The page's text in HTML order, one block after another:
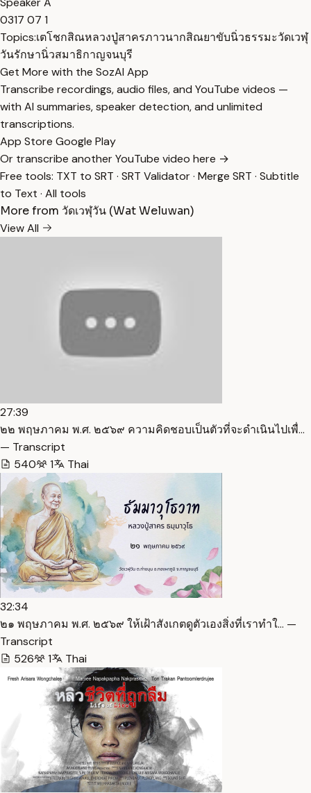
0317 07 1
Topics:เตโชกสิณหลวงปู่สาครภาวนากสิณยาขับนิ่วธรรมะวัดเวฬุ
วันรักษานิ่วสมาธิกาญจนบุรี
Get More with the SozAI App
Transcribe recordings, audio files, and YouTube videos —
with AI summaries, speaker detection, and unlimited
transcriptions.
App Store Google Play
Or transcribe another YouTube video here →
Free tools: TXT to SRT · SRT Validator· Merge SRT · Subtitle
to Text · All tools
More from วัดเวฬุวัน (Wat Weluwan)
View All
27:39
๒๒ พฤษภาคม พ.ศ. ๒๕๖๙ ความคิดชอบเป็นตัวที่จะดำเนินไปเพื่…
— Transcript
540
1 Thai
32:34
๒๑ พฤษภาคม พ.ศ. ๒๕๖๙ ให้เฝ้าสังเกตดูตัวเองสิ่งที่เราทำใ… —
Transcript
526
1 Thai